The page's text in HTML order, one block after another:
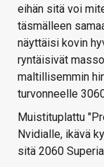
eihän sitä voi
täsmälleen
näyttäisi kovin
ryntäisivät
maltillisemmin
turvonneelle
Muistituplattu
Nvidialle, ikävä
sitä 2060